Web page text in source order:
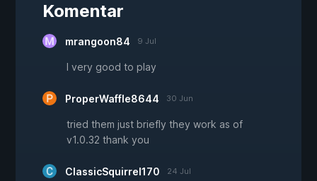
Komentar
mrangoon84 9 Jul
I very good to play
ProperWaffle8644 30 Jun
tried them just briefly they work as of
v1.0.32 thank you
ClassicSquirrel170 24 Jul